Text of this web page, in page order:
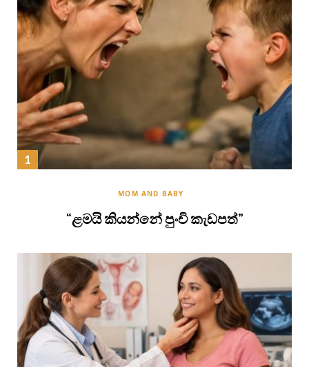
MOM AND BABY
“ළමයි කියන්නේ පුංචි කැඩපත්”